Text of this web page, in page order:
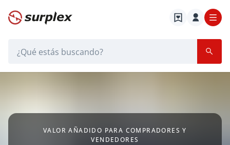
Página de inicio
VALOR AÑADIDO PARA COMPRADORES Y
VENDEDORES